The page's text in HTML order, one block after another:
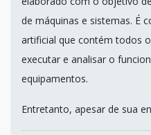
de máquinas e sistemas. É
artificial que contém todos
executar e analisar o
equipamentos.
Entretanto, apesar de sua